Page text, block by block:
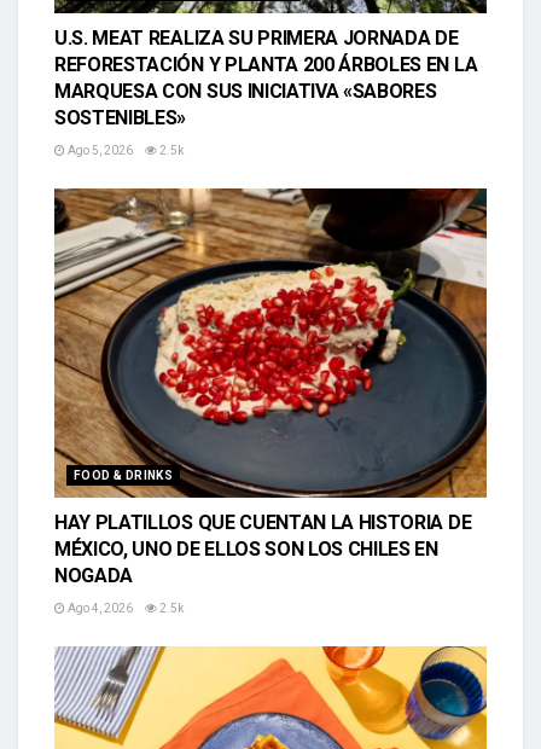
U.S. MEAT REALIZA SU PRIMERA JORNADA DE
REFORESTACIÓN Y PLANTA 200 ÁRBOLES EN LA
MARQUESA CON SUS INICIATIVA «SABORES
SOSTENIBLES»
Ago 5, 2026 2.5k
FOOD & DRINKS
HAY PLATILLOS QUE CUENTAN LA HISTORIA DE
MÉXICO, UNO DE ELLOS SON LOS CHILES EN
NOGADA
Ago 4, 2026 2.5k